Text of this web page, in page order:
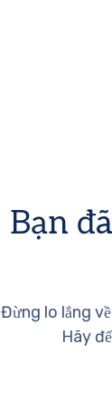
Bạn
Đừng lo lắng
Hãy